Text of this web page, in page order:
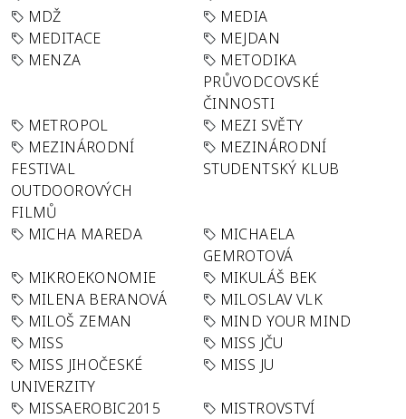
MDŽ
MEDIA
MEDITACE
MEJDAN
MENZA
METODIKA
PRŮVODCOVSKÉ
ČINNOSTI
METROPOL
MEZI SVĚTY
MEZINÁRODNÍ
FESTIVAL
OUTDOOROVÝCH
FILMŮ
MEZINÁRODNÍ
STUDENTSKÝ KLUB
MICHA MAREDA
MICHAELA
GEMROTOVÁ
MIKROEKONOMIE
MIKULÁŠ BEK
MILENA BERANOVÁ
MILOSLAV VLK
MILOŠ ZEMAN
MIND YOUR MIND
MISS
MISS JČU
MISS JIHOČESKÉ
UNIVERZITY
MISS JU
MISSAEROBIC2015
MISTROVSTVÍ